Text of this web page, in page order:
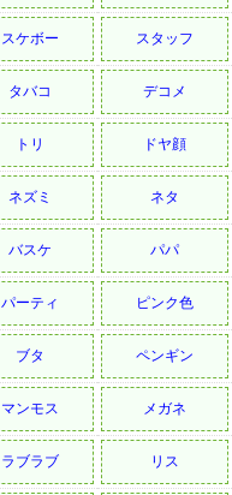
スケボー スタッフ
タバコ デコメ
トリ ドヤ顔
ネズミ ネタ
バスケ パパ
パーティ ピンク色
ブタ ペンギン
マンモス メガネ
ラブラブ リス